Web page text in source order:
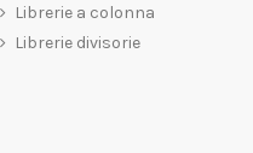
Librerie a colonna
Librerie divisorie